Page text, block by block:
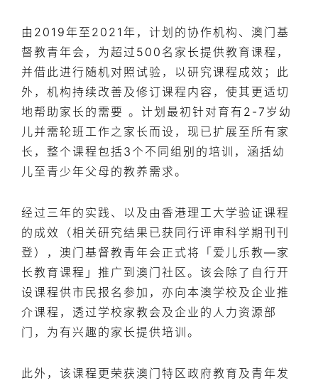
由2019年至2021年，计划的协作机构、澳门基
督教青年会，为超过500名家长提供教育课程，
并借此进行随机对照试验，以研究课程成效；此
外，机构持续改善及修订课程内容，使其更适切
地帮助家长的需要 。计划最初针对育有2-7岁幼
儿并需轮班工作之家长而设，现已扩展至所有家
长，整个课程包括3个不同组别的培训，涵括幼
儿至青少年父母的教养需求。
经过三年的实践、以及由香港理工大学验证课程
的成效（相关研究结果已获同行评审科学期刊刊
登），澳门基督教青年会正式将「爱儿乐教—家
长教育课程」推广到澳门社区。该会除了自行开
设课程供市民报名参加，亦向本澳学校及企业推
介课程，透过学校家教会及企业的人力资源部
门，为有兴趣的家长提供培训。
此外，该课程更荣获澳门特区政府教育及青年发